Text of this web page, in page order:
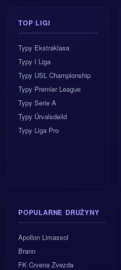
TOP LIGI
Typy Ekstraklasa
Typy I Liga
Typy USL Championship
Typy Premier League
Typy Serie A
Typy Úrvalsdeild
Typy Liga Pro
POPULARNE DRUŻYNY
Apollon Limassol
Brann
FK Crvena Zvezda